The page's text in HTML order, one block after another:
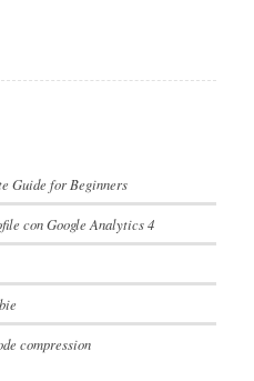
Guide for Beginners
con Google Analytics 4
compression